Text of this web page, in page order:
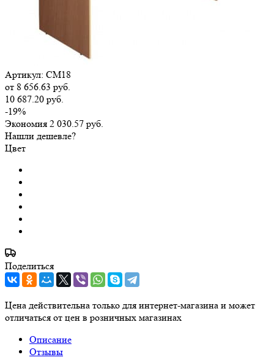
Артикул: СМ18
от 8 656.63 руб.
10 687.20 руб.
-19%
Экономия 2 030.57 руб.
Нашли дешевле?
Цвет
Поделиться
Цена действительна только для интернет-магазина и может
отличаться от цен в розничных магазинах
Описание
Отзывы